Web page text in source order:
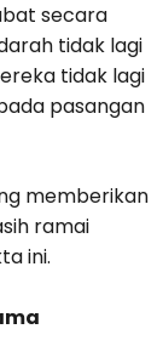
secara
tidak lagi
tidak lagi
pasangan
memberikan
ramai
ini.